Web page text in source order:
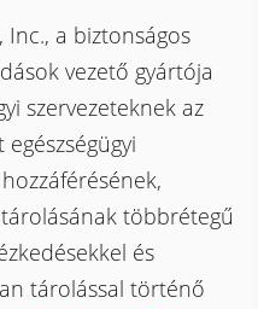
Inc., a biztonságos
vezető gyártója
szervezeteknek az
többrétegű
és
tárolással történő